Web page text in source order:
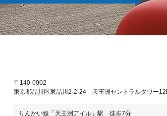
〒140-0002
東京都品川区東品川2-2-24 天王洲セントラルタワー
りんかい線「天王洲アイル」駅 徒歩7分